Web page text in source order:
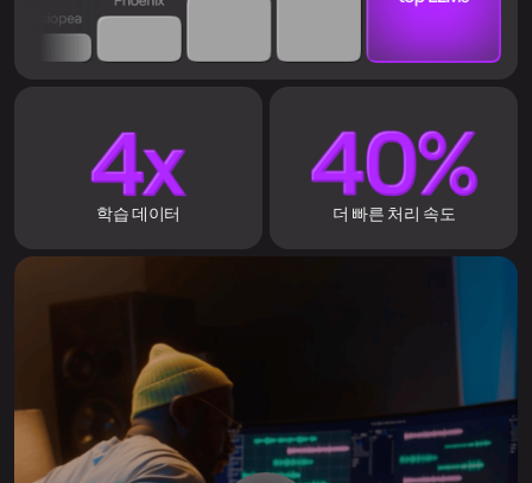
학습 데이터 더 빠른 처리 속도